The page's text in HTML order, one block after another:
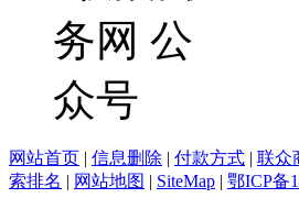
网站首页 | 信息删除 | 付款方式 | 联众
索排名 | 网站地图 | SiteMap | 鄂ICP备